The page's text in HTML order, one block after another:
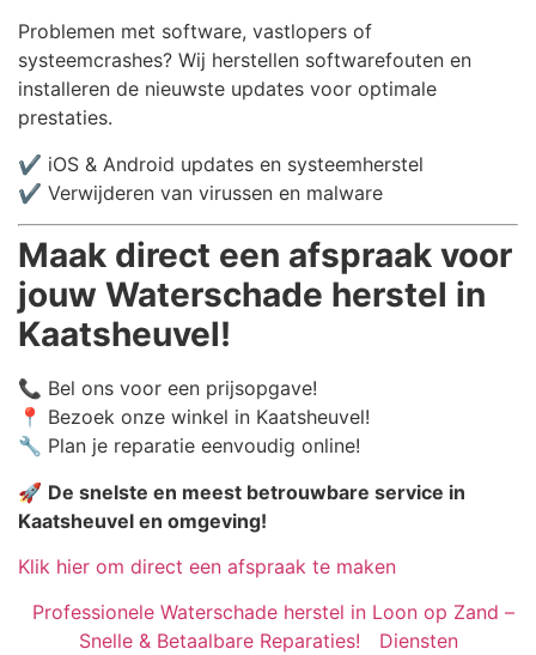
Problemen met software, vastlopers of
systeemcrashes? Wij herstellen softwarefouten en
installeren de nieuwste updates voor optimale
prestaties.
✔️ iOS & Android updates en systeemherstel
✔️ Verwijderen van virussen en malware
Maak direct een afspraak voor
jouw Waterschade herstel in
Kaatsheuvel!
📞 Bel ons voor een prijsopgave!
📍 Bezoek onze winkel in Kaatsheuvel!
🔧 Plan je reparatie eenvoudig online!
🚀 De snelste en meest betrouwbare service in
Kaatsheuvel en omgeving!
Klik hier om direct een afspraak te maken
Professionele Waterschade herstel in Loon op Zand –
Snelle & Betaalbare Reparaties!
Diensten